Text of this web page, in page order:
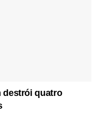
destrói quatro